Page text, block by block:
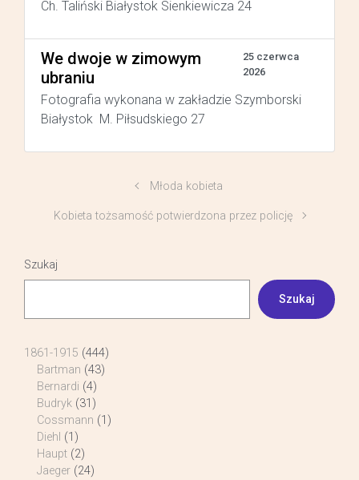
Ch. Taliński Białystok Sienkiewicza 24
We dwoje w zimowym
ubraniu
25 czerwca
2026
Fotografia wykonana w zakładzie Szymborski
Białystok M. Piłsudskiego 27
Młoda kobieta
Kobieta tożsamość potwierdzona przez policję
Szukaj
Szukaj
1861-1915 (444)
Bartman (43)
Bernardi (4)
Budryk (31)
Cossmann (1)
Diehl (1)
Haupt (2)
Jaeger (24)